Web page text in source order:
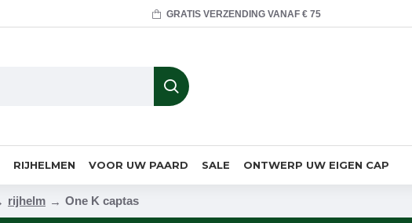
GRATIS VERZENDING VANAF € 75
RIJHELMEN VOOR UW PAARD SALE ONTWERP UW EIGEN CAP
rijhelm One K captas